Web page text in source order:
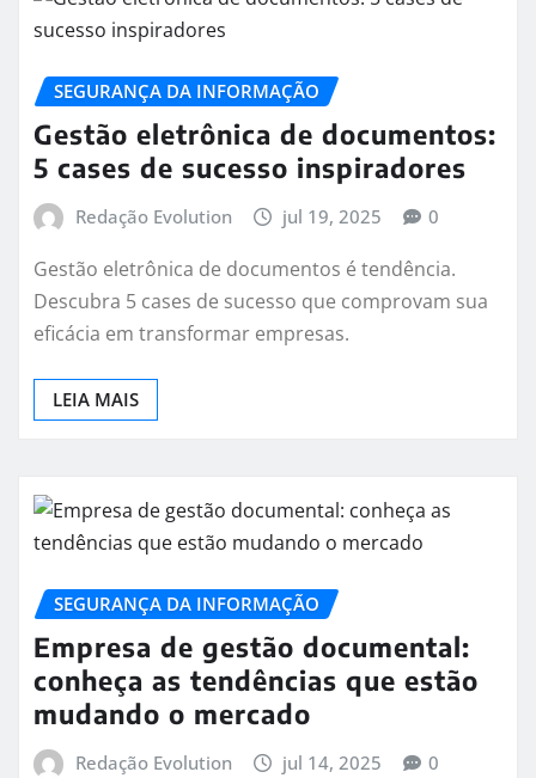
SEGURANÇA DA INFORMAÇÃO
Gestão eletrônica de documentos:
5 cases de sucesso inspiradores
Redação Evolution jul 19, 2025 0
Gestão eletrônica de documentos é tendência.
Descubra 5 cases de sucesso que comprovam sua
eficácia em transformar empresas.
LEIA MAIS
SEGURANÇA DA INFORMAÇÃO
Empresa de gestão documental:
conheça as tendências que estão
mudando o mercado
Redação Evolution jul 14, 2025 0